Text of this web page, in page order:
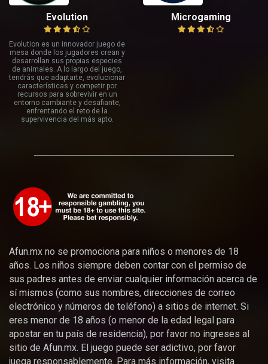
Evolution
Evolution es un innovador juego de
mesa donde los jugadores crean y
desarrollan sus propias especies
de animales. A lo largo del juego,
tendrás que adaptarte, evolucionar
características y competir por
recursos para sobrevivir en un
entorno cambiante y desafiante,
enfrentando el reto de la
supervivencia del más apto.
Microgaming
Afun.mx no se promociona para niños o menores de 18
años. Los niños siempre deben contar con el permiso de
sus padres antes de enviar cualquier información acerca de
sí mismos (como sus nombres, direcciones de correo
electrónico y números de teléfono) a sitios de internet. Si
eres menor de 18 años (o menor de la edad legal para
apostar en tu país de residencia), por favor no ingreses al
sitio de Afun.mx. El juego puede ser adictivo, por favor
juega responsablemente. Para más información, visita